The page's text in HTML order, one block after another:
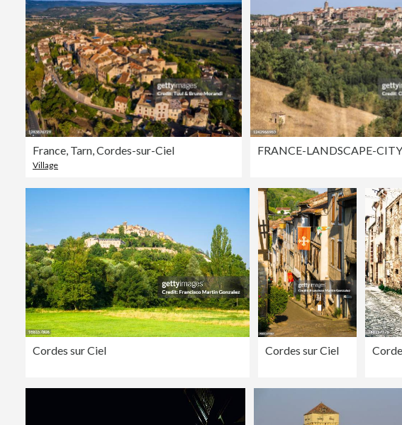
France, Tarn, Cordes-sur-Ciel
Village
Cordes sur Ciel Cordes sur Ciel